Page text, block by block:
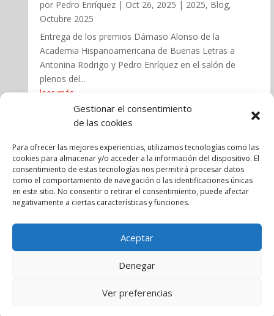
Gestionar el consentimiento
de las cookies
Para ofrecer las mejores experiencias, utilizamos tecnologías como las
cookies para almacenar y/o acceder a la información del dispositivo. El
consentimiento de estas tecnologías nos permitirá procesar datos
como el comportamiento de navegación o las identificaciones únicas
en este sitio. No consentir o retirar el consentimiento, puede afectar
negativamente a ciertas características y funciones.
Aceptar
Denegar
Ver preferencias
por Pedro Enríquez| Oct 26, 2025 | 2025, Blog,
Octubre 2025
Entrega de los premios Dámaso Alonso de la
Academia Hispanoamericana de Buenas Letras a
Antonina Rodrigo y Pedro Enríquez en el salón de
plenos del...
leer más
Política de cookies
Política de privacidad
Términos y Condiciones
Copyright © 2025 Pedro Enríquez | Diseñado por